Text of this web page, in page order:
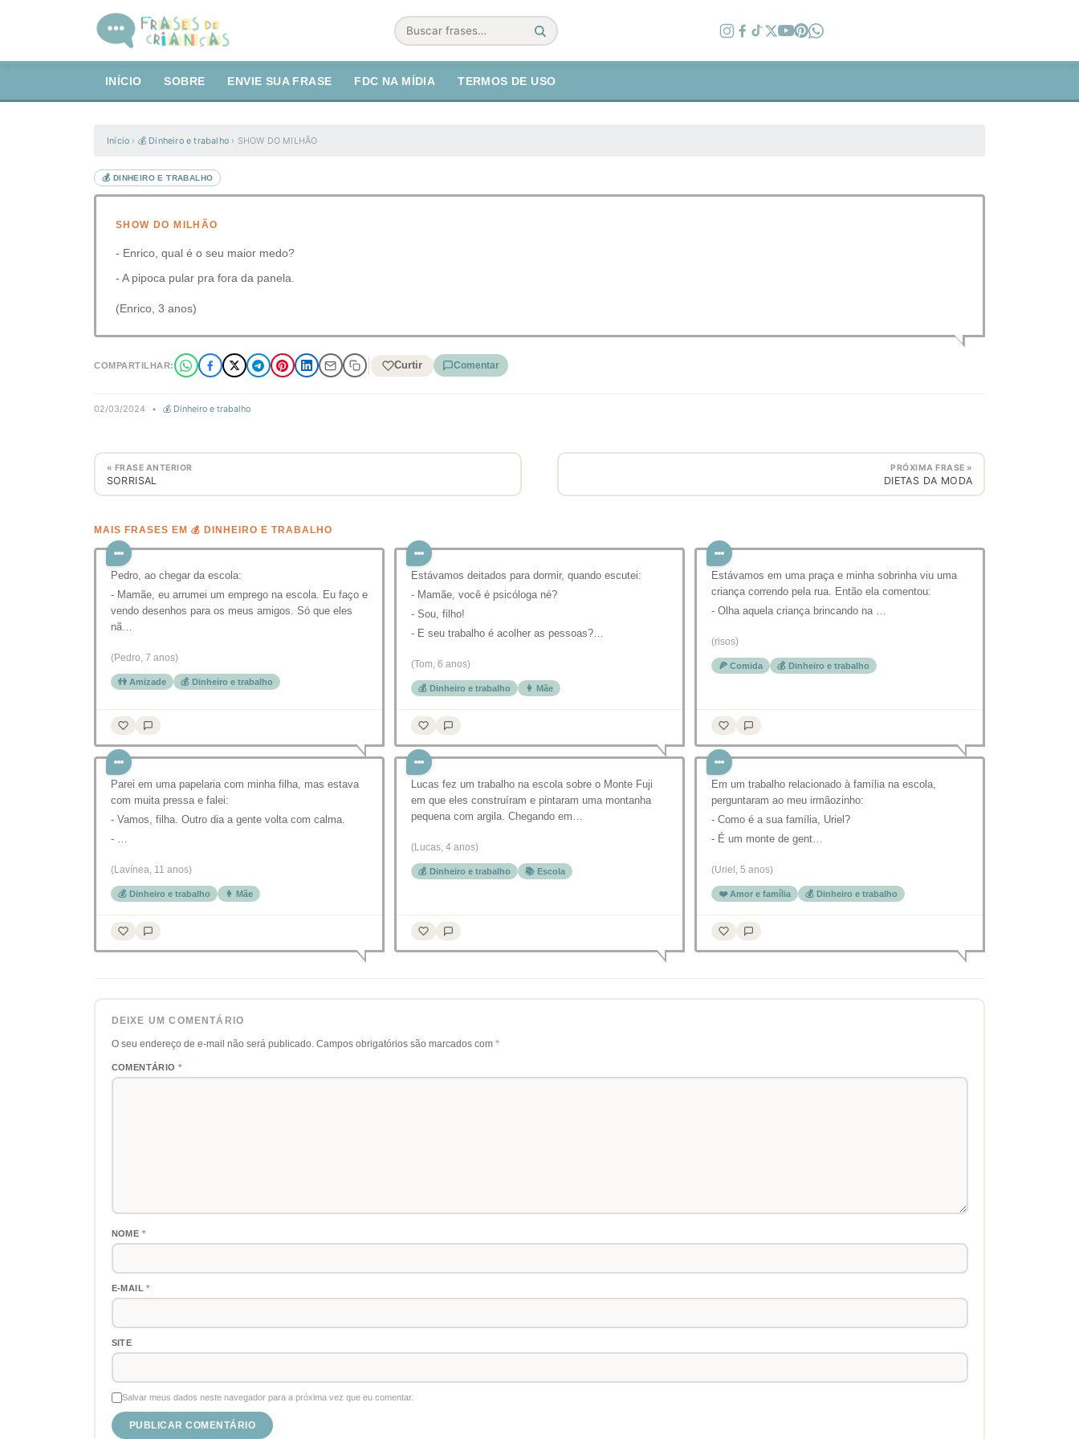
Buscar
INÍCIO SOBRE ENVIE SUA FRASE FDC NA MÍDIA TERMOS DE USO
Início › 💰 Dinheiro e trabalho › SHOW DO MILHÃO
💰 DINHEIRO E TRABALHO
SHOW DO MILHÃO
- Enrico, qual é o seu maior medo?
- A pipoca pular pra fora da panela.
(Enrico, 3 anos)
COMPARTILHAR: Curtir Comentar
02/03/2024 • 💰 Dinheiro e trabalho
« FRASE ANTERIOR
SORRISAL
PRÓXIMA FRASE »
DIETAS DA MODA
MAIS FRASES EM 💰 DINHEIRO E TRABALHO
Pedro, ao chegar da escola:
- Mamãe, eu arrumei um emprego na escola. Eu faço e
vendo desenhos para os meus amigos. Só que eles
nã…
(Pedro, 7 anos)
👫 Amizade 💰 Dinheiro e trabalho
Estávamos deitados para dormir, quando escutei:
- Mamãe, você é psicóloga né?
- Sou, filho!
- E seu trabalho é acolher as pessoas?…
(Tom, 6 anos)
💰 Dinheiro e trabalho 👩 Mãe
Estávamos em uma praça e minha sobrinha viu uma
criança correndo pela rua. Então ela comentou:
- Olha aquela criança brincando na …
(risos)
🍕 Comida 💰 Dinheiro e trabalho
Parei em uma papelaria com minha filha, mas estava
com muita pressa e falei:
- Vamos, filha. Outro dia a gente volta com calma.
- …
(Lavínea, 11 anos)
💰 Dinheiro e trabalho 👩 Mãe
Lucas fez um trabalho na escola sobre o Monte Fuji
em que eles construíram e pintaram uma montanha
pequena com argila. Chegando em…
(Lucas, 4 anos)
💰 Dinheiro e trabalho 📚 Escola
Em um trabalho relacionado à família na escola,
perguntaram ao meu irmãozinho:
- Como é a sua família, Uriel?
- É um monte de gent…
(Uriel, 5 anos)
❤️ Amor e família 💰 Dinheiro e trabalho
DEIXE UM COMENTÁRIO
O seu endereço de e-mail não será publicado. Campos obrigatórios são marcados com *
COMENTÁRIO *
NOME *
E-MAIL*
SITE
Salvar meus dados neste navegador para a próxima vez que eu comentar.